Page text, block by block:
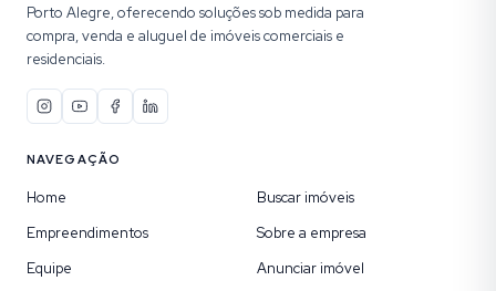
Porto Alegre, oferecendo soluções sob medida para
compra, venda e aluguel de imóveis comerciais e
residenciais.
NAVEGAÇÃO
Home
Buscar imóveis
Empreendimentos
Sobre a empresa
Equipe
Anunciar imóvel